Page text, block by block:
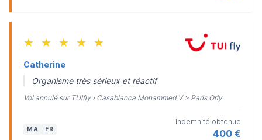
★ ★ ★ ★ ★
Catherine
Organisme très sérieux et réactif
Vol annulé sur TUIfly › Casablanca Mohammed V > Paris Orly
MA FR
Indemnité obtenue
400 €